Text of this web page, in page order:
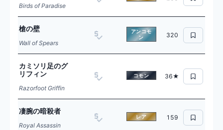
Birds of Paradise
槍の壁
Wall of Spears
アンコモ
ン
320
カミソリ足のグ
リフィン
Razorfoot Griffin
コモン 36★
凄腕の暗殺者
Royal Assassin
レア 159